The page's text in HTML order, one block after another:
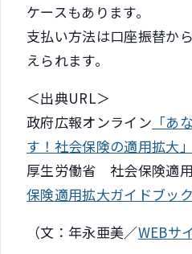
ケースもあります。
支払い方法は口座振替か
えられます。
＜出典URL＞
政府広報オンライン 「あ
す！社会保険の適用拡大」
厚生労働省 社会保険適
保険適用拡大ガイドブック
（文：年永亜美／WEBサ